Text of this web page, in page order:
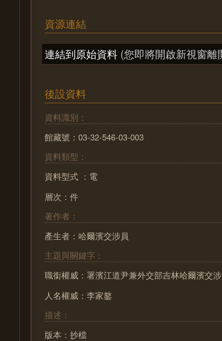
資源連結
連結到原始資料 (您即將開啟新視窗離
後設資料
資料識別：
館藏號：03-32-546-03-003
資料類型：
資料型式 ：電
層次：件
著作者：
產生者：哈爾濱交涉員
主題與關鍵字：
職銜權威：署濱江道尹兼外交部吉林哈爾濱交
人名權威：李家鏊
描述：
版本：抄檔